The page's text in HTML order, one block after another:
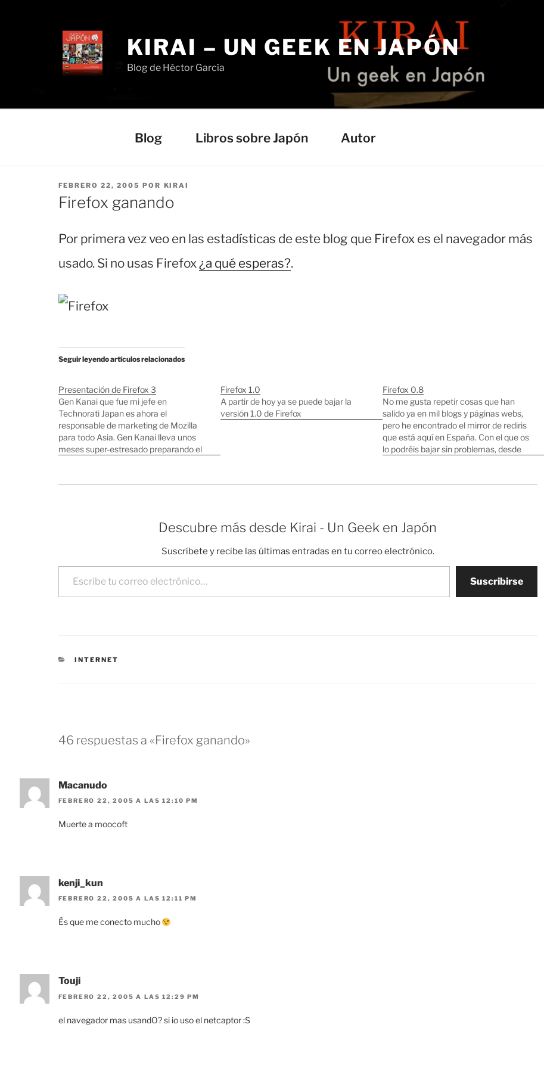
KIRAI – UN GEEK EN JAPÓN
Blog de Héctor García
Blog Libros sobre Japón Autor
PUBLICADO
EL
FEBRERO 22, 2005 POR KIRAI
Firefox ganando
Por primera vez veo en las estadísticas de este blog que Firefox es el navegador más
usado. Si no usas Firefox¿a qué esperas?.
Seguir leyendo artículos relacionados
Presentación de Firefox 3
Gen Kanai que fue mi jefe en
Technorati Japan es ahora el
responsable de marketing de Mozilla
para todo Asia. Gen Kanai lleva unos
meses super-estresado preparando el
su sonrisa después del lanzamiento: Lo
Firefox 1.0
A partir de hoy ya se puede bajar la
versión 1.0 de Firefox
Firefox 0.8
No me gusta repetir cosas que han
salido ya en mil blogs y páginas webs,
pero he encontrado el mirror de rediris
que está aquí en España. Con el que os
lo podréis bajar sin problemas, desde
responden o van…
Descubre más desde Kirai - Un Geek en Japón
Suscríbete y recibe las últimas entradas en tu correo electrónico.
Escribe tu correo electrónico…
Suscribirse
CATEGORÍAS
INTERNET
46 respuestas a «Firefox ganando»
Macanudo
FEBRERO 22, 2005 A LAS 12:10 PM
Muerte a moocoft
kenji_kun
FEBRERO 22, 2005 A LAS 12:11 PM
És que me conecto mucho
Touji
FEBRERO 22, 2005 A LAS 12:29 PM
el navegador mas usandO? si io uso el netcaptor :S